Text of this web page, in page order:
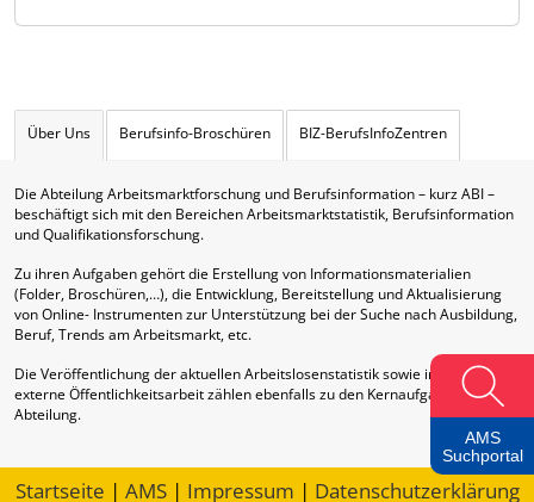
Über Uns Berufsinfo-Broschüren BIZ-BerufsInfoZentren
Die Abteilung Arbeitsmarktforschung und Berufsinformation – kurz ABI –
beschäftigt sich mit den Bereichen Arbeitsmarktstatistik, Berufsinformation
und Qualifikationsforschung.
Zu ihren Aufgaben gehört die Erstellung von Informationsmaterialien
(Folder, Broschüren,…), die Entwicklung, Bereitstellung und Aktualisierung
von Online- Instrumenten zur Unterstützung bei der Suche nach Ausbildung,
Beruf, Trends am Arbeitsmarkt, etc.
Die Veröffentlichung der aktuellen Arbeitslosenstatistik sowie interne und
externe Öffentlichkeitsarbeit zählen ebenfalls zu den Kernaufgaben dieser
Abteilung.
Startseite | AMS| Impressum | Datenschutzerklärung
AMS
Suchportal